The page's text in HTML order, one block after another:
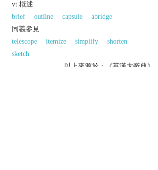
vt.概述
brief
outline capsule
abridge
同義參見:
telescope
itemize simplify
shorten
sketch
以上來源於：《英漢大辭典》